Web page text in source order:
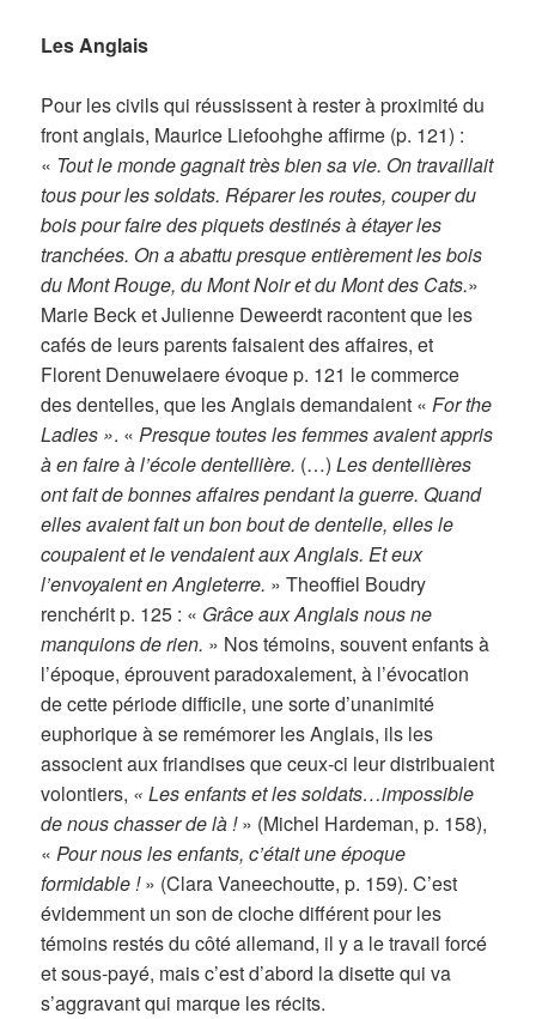
Les Anglais
Pour les civils qui réussissent à rester à proximité du
front anglais, Maurice Liefoohghe affirme (p. 121) :
« Tout le monde gagnait très bien sa vie. On travaillait
tous pour les soldats. Réparer les routes, couper du
bois pour faire des piquets destinés à étayer les
tranchées. On a abattu presque entièrement les bois
du Mont Rouge, du Mont Noir et du Mont des Cats.»
Marie Beck et Julienne Deweerdt racontent que les
cafés de leurs parents faisaient des affaires, et
Florent Denuwelaere évoque p. 121 le commerce
des dentelles, que les Anglais demandaient «For the
Ladies ». «Presque toutes les femmes avaient appris
à en faire à l’école dentellière. (…) Les dentellières
ont fait de bonnes affaires pendant la guerre. Quand
elles avaient fait un bon bout de dentelle, elles le
coupaient et le vendaient aux Anglais. Et eux
l’envoyaient en Angleterre. » Theoffiel Boudry
renchérit p. 125 : « Grâce aux Anglais nous ne
manquions de rien. » Nos témoins, souvent enfants à
l’époque, éprouvent paradoxalement, à l’évocation
de cette période difficile, une sorte d’unanimité
euphorique à se remémorer les Anglais, ils les
associent aux friandises que ceux-ci leur distribuaient
volontiers, « Les enfants et les soldats…impossible
de nous chasser de là !» (Michel Hardeman, p. 158),
«Pour nous les enfants, c’était une époque
formidable !» (Clara Vaneechoutte, p. 159). C’est
évidemment un son de cloche différent pour les
témoins restés du côté allemand, il y a le travail forcé
et sous-payé, mais c’est d’abord la disette qui va
s’aggravant qui marque les récits.